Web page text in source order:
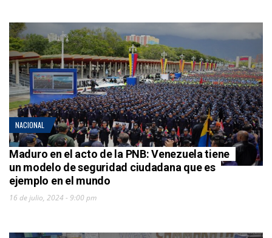
NACIONAL
Maduro en el acto de la PNB: Venezuela tiene
un modelo de seguridad ciudadana que es
ejemplo en el mundo
16 de julio, 2024 - 9:00 pm